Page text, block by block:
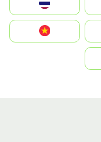
Slovensko
United States
Vietnam